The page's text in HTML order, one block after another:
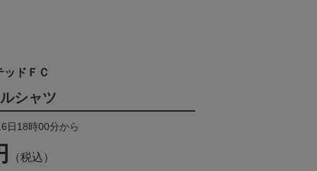
ッドＦＣ
シャツ
日18時00分から
（税込）